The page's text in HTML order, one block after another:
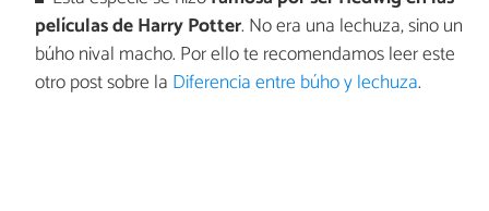
películas de Harry Potter. No era una lechuza, sino un
búho nival macho. Por ello te recomendamos leer este
otro post sobre la Diferencia entre búho y lechuza.